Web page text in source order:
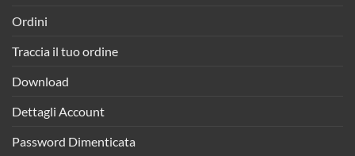
Ordini
Traccia il tuo ordine
Download
Dettagli Account
Password Dimenticata